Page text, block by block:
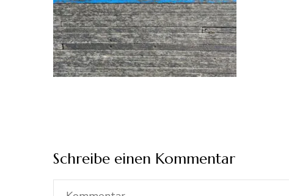
Schreibe einen Kommentar